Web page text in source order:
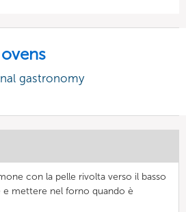
gastronomy
con la pelle rivolta verso il basso
e mettere nel forno quando è